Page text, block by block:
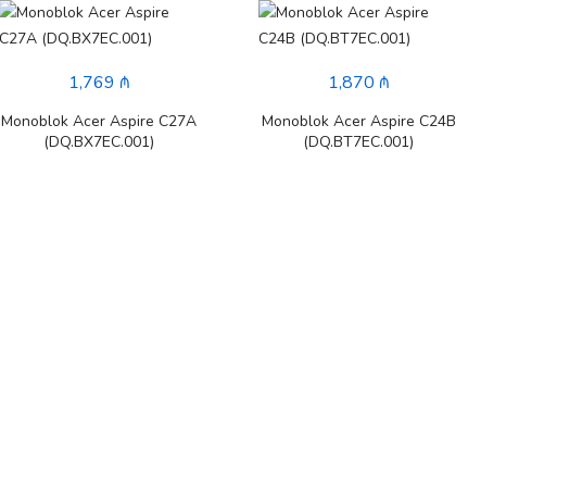
1,769 ₼
Monoblok Acer Aspire C27A
(DQ.BX7EC.001)
1,870 ₼
Monoblok Acer Aspire C24B
(DQ.BT7EC.001)